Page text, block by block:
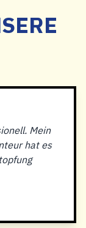
Mein
hat es